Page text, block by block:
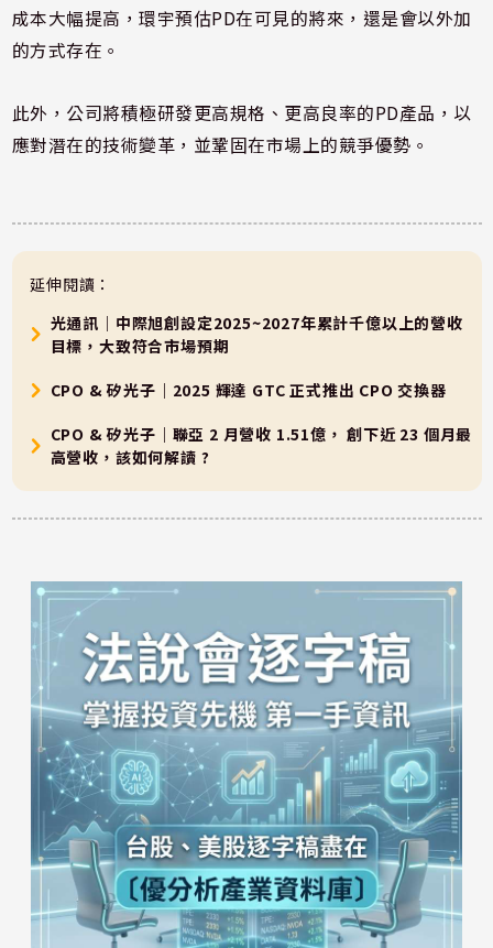
成本大幅提高，環宇預估PD在可見的將來，還是會以外加
的方式存在。
此外，公司將積極研發更高規格、更高良率的PD產品，以
應對潛在的技術變革，並鞏固在市場上的競爭優勢。
延伸閱讀：
光通訊｜中際旭創設定2025~2027年累計千億以上的營收
目標，大致符合市場預期
CPO & 矽光子｜2025 輝達 GTC 正式推出 CPO 交換器
CPO & 矽光子｜聯亞 2 月營收 1.51億， 創下近 23 個月最
高營收，該如何解讀 ?